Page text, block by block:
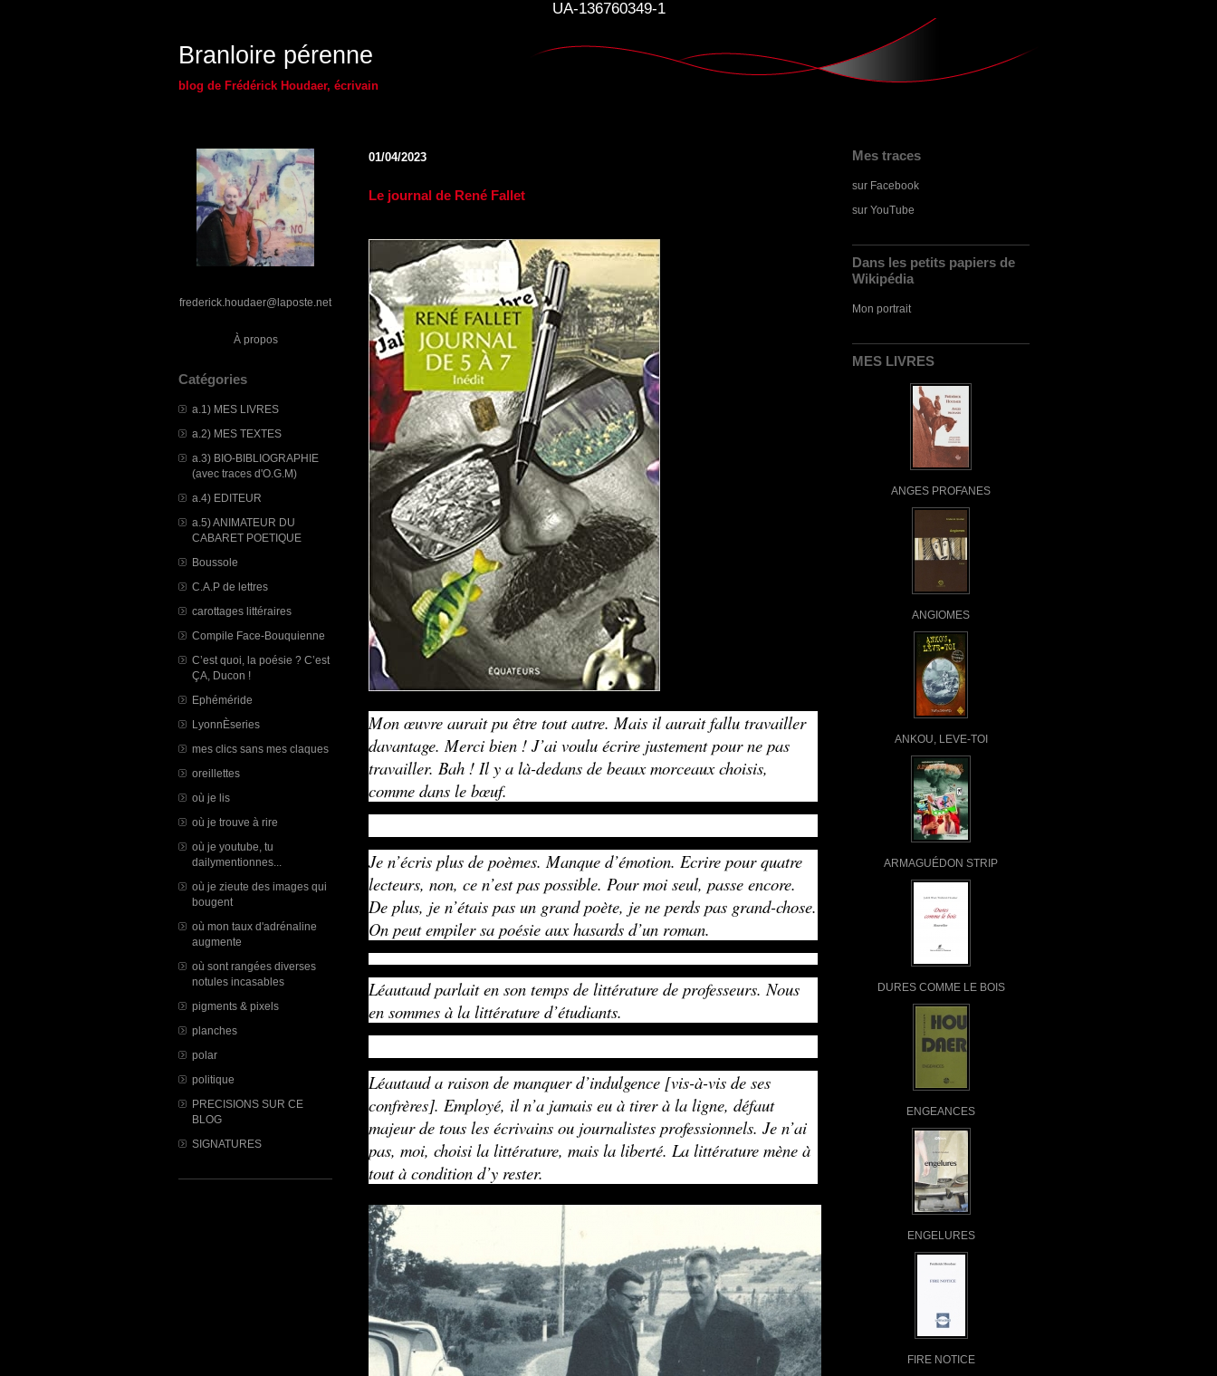
UA-136760349-1
Branloire pérenne
blog de Frédérick Houdaer, écrivain
frederick.houdaer@laposte.net
À propos
Catégories
a.1) MES LIVRES
a.2) MES TEXTES
a.3) BIO-BIBLIOGRAPHIE
(avec traces d'O.G.M)
a.4) EDITEUR
a.5) ANIMATEUR DU
CABARET POETIQUE
Boussole
C.A.P de lettres
carottages littéraires
Compile Face-Bouquienne
C’est quoi, la poésie ? C’est
ÇA, Ducon !
Ephéméride
LyonnÈseries
mes clics sans mes claques
oreillettes
où je lis
où je trouve à rire
où je youtube, tu
dailymentionnes...
où je zieute des images qui
bougent
où mon taux d'adrénaline
augmente
où sont rangées diverses
notules incasables
pigments & pixels
planches
polar
politique
PRECISIONS SUR CE
BLOG
SIGNATURES
Mes traces
sur Facebook
sur YouTube
Dans les petits papiers de
Wikipédia
Mon portrait
MES LIVRES
ANGES PROFANES
ANGIOMES
ANKOU, LEVE-TOI
ARMAGUÉDON STRIP
DURES COMME LE BOIS
ENGEANCES
ENGELURES
FIRE NOTICE
01/04/2023
Le journal de René Fallet
Mon œuvre aurait pu être tout autre. Mais il aurait fallu travailler
davantage. Merci bien ! J’ai voulu écrire justement pour ne pas
travailler. Bah ! Il y a là-dedans de beaux morceaux choisis,
comme dans le bœuf.
Je n’écris plus de poèmes. Manque d’émotion. Ecrire pour quatre
lecteurs, non, ce n’est pas possible. Pour moi seul, passe encore.
De plus, je n’étais pas un grand poète, je ne perds pas grand-chose.
On peut empiler sa poésie aux hasards d’un roman.
Léautaud parlait en son temps de littérature de professeurs. Nous
en sommes à la littérature d’étudiants.
Léautaud a raison de manquer d’indulgence [vis-à-vis de ses
confrères]. Employé, il n’a jamais eu à tirer à la ligne, défaut
majeur de tous les écrivains ou journalistes professionnels. Je n’ai
pas, moi, choisi la littérature, mais la liberté. La littérature mène à
tout à condition d’y rester.